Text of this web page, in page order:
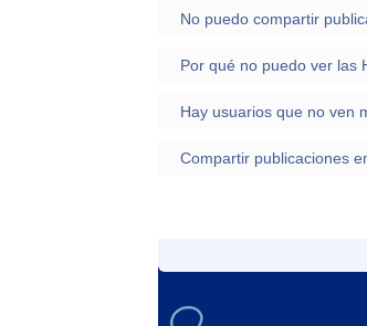
Por qué no puedo ver las
Compartir publicaciones